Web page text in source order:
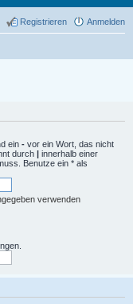
Anmelden
Registrieren
ein - vor ein Wort, das nicht
durch | innerhalb einer
Benutze ein * als
verwenden